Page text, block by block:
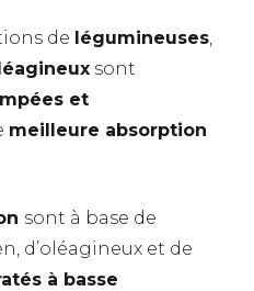
de légumineuses
sont
et
meilleure absorption
sont à base de
d’oléagineux et de
à basse